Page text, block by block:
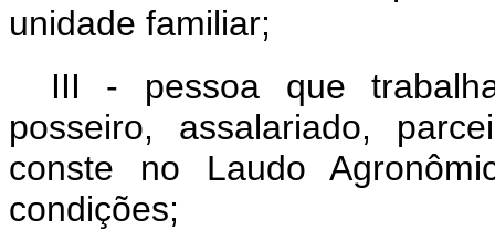
unidade familiar;
III - pessoa que
posseiro, assalariado,
conste no Laudo
condições;